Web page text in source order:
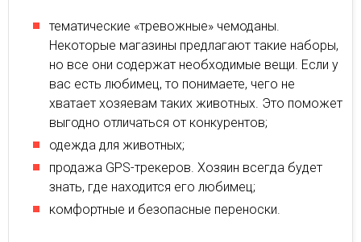
тематические «тревожные» чемоданы.
Некоторые магазины предлагают такие наборы,
но все они содержат необходимые вещи. Если у
вас есть любимец, то понимаете, чего не
хватает хозяевам таких животных. Это поможет
выгодно отличаться от конкурентов;
одежда для животных;
продажа GPS-трекеров. Хозяин всегда будет
знать, где находится его любимец;
комфортные и безопасные переноски.